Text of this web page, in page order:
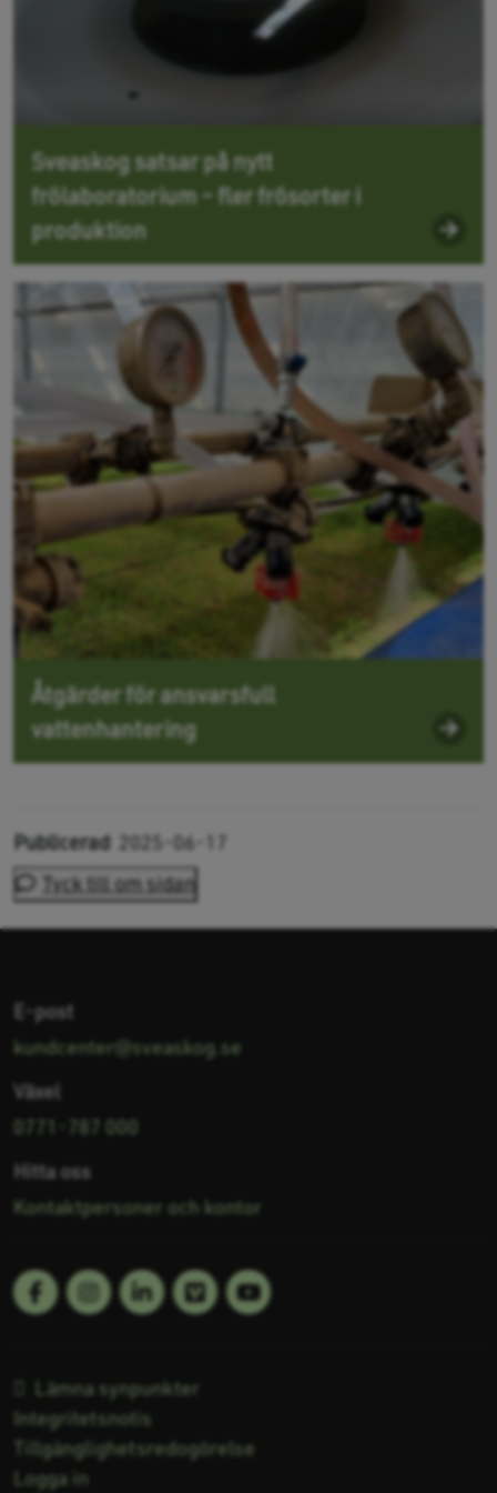
Sveaskog satsar på nytt
frölaboratorium – fler frösorter i
produktion
Åtgärder för ansvarsfull
vattenhantering
Publicerad 2025-06-17
Tyck till om sidan
E-post
kundcenter@sveaskog.se
Växel
0771-787 000
Hitta oss
Kontaktpersoner och kontor
Följ oss på:
Facebook LinkedinVimeoYoutube
Lämna synpunkter
Integritetsnotis
Tillgänglighetsredogörelse
Logga in